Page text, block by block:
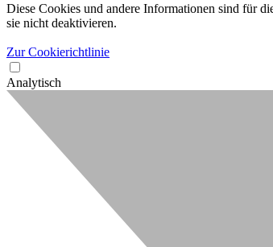
Diese Cookies und andere Informationen sind für
sie nicht deaktivieren.
Zur Cookierichtlinie
Analytisch